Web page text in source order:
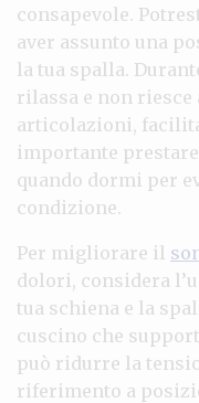
consapevole.
aver assunto una
la tua spalla.
rilassa e non
articolazioni,
importante
quando dormi per
condizione.
Per migliorare il
dolori, considera
tua schiena e la
cuscino che
può ridurre la
riferimento a